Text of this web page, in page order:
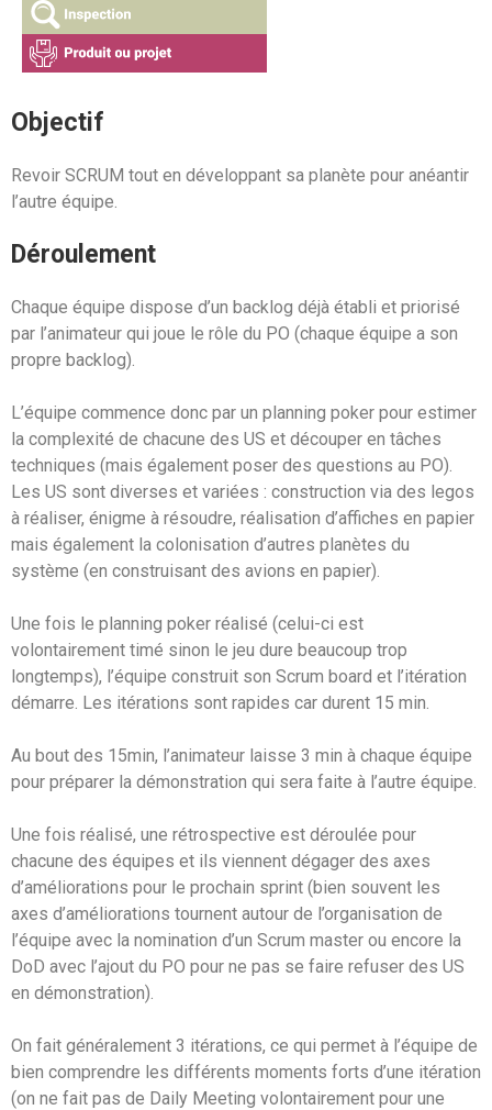
Objectif
Revoir SCRUM tout en développant sa planète pour anéantir
l’autre équipe.
Déroulement
Chaque équipe dispose d’un backlog déjà établi et priorisé
par l’animateur qui joue le rôle du PO (chaque équipe a son
propre backlog).
L’équipe commence donc par un planning poker pour estimer
la complexité de chacune des US et découper en tâches
techniques (mais également poser des questions au PO).
Les US sont diverses et variées : construction via des legos
à réaliser, énigme à résoudre, réalisation d’affiches en papier
mais également la colonisation d’autres planètes du
système (en construisant des avions en papier).
Une fois le planning poker réalisé (celui-ci est
volontairement timé sinon le jeu dure beaucoup trop
longtemps), l’équipe construit son Scrum board et l’itération
démarre. Les itérations sont rapides car durent 15 min.
Au bout des 15min, l’animateur laisse 3 min à chaque équipe
pour préparer la démonstration qui sera faite à l’autre équipe.
Une fois réalisé, une rétrospective est déroulée pour
chacune des équipes et ils viennent dégager des axes
d’améliorations pour le prochain sprint (bien souvent les
axes d’améliorations tournent autour de l’organisation de
l’équipe avec la nomination d’un Scrum master ou encore la
DoD avec l’ajout du PO pour ne pas se faire refuser des US
en démonstration).
On fait généralement 3 itérations, ce qui permet à l’équipe de
bien comprendre les différents moments forts d’une itération
(on ne fait pas de Daily Meeting volontairement pour une